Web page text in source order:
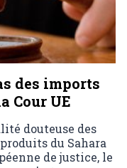
des imports
Cour UE
douteuse des
du Sahara
de justice, le